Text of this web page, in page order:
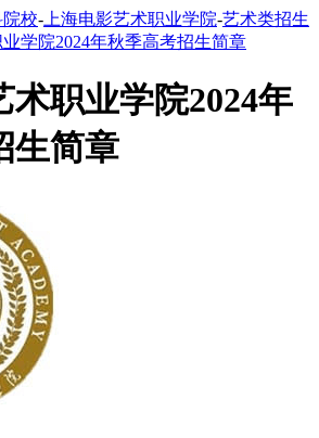
院校- 上海电影艺术职业学院-艺术类招生
业学院2024年秋季高考招生简章
术职业学院2024年
生简章